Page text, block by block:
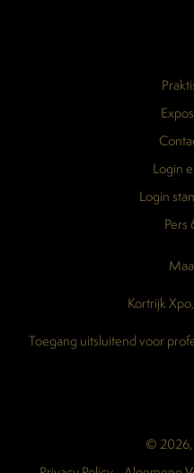
Login
Login
Pers
Kortrijk
Toegang uitsluitend voor
© 2026,